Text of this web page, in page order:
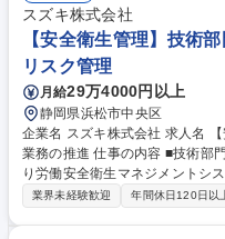
5001の認証取りまとめ ※入社後
お任せします。 募集職種 【兵庫(高砂)】プラント建設の安全管理・推進担
当
スズキ株式会社
【安全衛生管理】技術
リスク管理
月給29万4000円以上
静岡県浜松市中央区
企業名 スズキ株式会社 求人名 【安全衛生管理】技術部門の安全衛生管理
業務の推進 仕事の内容 ■技術部門の労働災害ゼロを目指すため、来年度よ
り労働安全衛生マネジメントシ
労働災害発生時の対応(原因調査
業界未経験歓迎 年間休日120日以